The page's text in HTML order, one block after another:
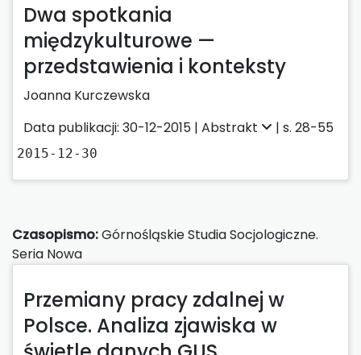
Dwa spotkania
międzykulturowe —
przedstawienia i konteksty
Joanna Kurczewska
Data publikacji: 30-12-2015 | Abstrakt | s. 28-55
2015-12-30
Czasopismo:Górnośląskie Studia Socjologiczne.
Seria Nowa
Przemiany pracy zdalnej w
Polsce. Analiza zjawiska w